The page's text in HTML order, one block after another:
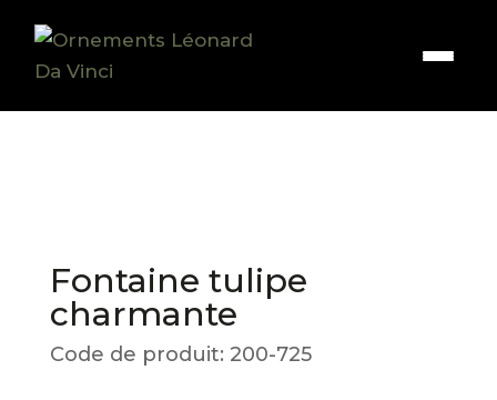
Fontaine tulipe
charmante
Code de produit: 200-725